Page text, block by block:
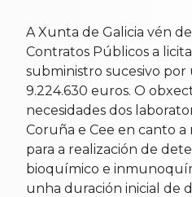
A Xunta de Galicia vén
Contratos Públicos a
subministro sucesivo
9.224.630 euros. O
necesidades dos
Coruña e Cee en canto a
para a realización de
bioquímico e
unha duración inicial de